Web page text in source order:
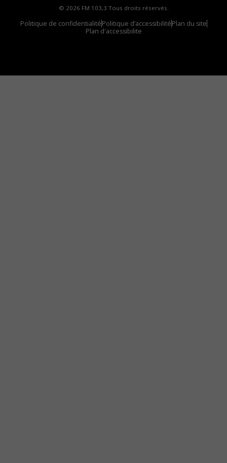
© 2026 FM 103,3 Tous droits réservés.
Politique de confidentialitéPolitique d’accessibilitéPlan du site
Plan d'accessibilite